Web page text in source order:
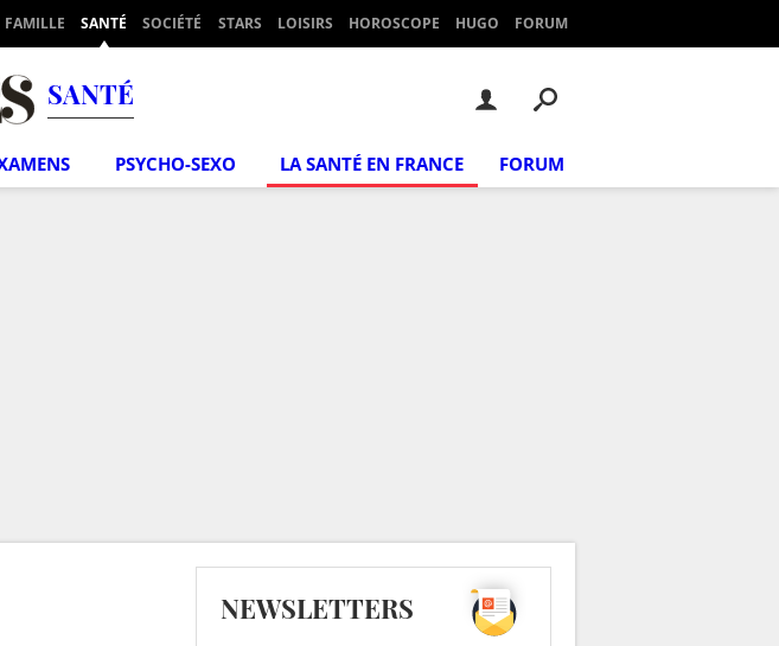
FAMILLE SANTÉ SOCIÉTÉ STARS LOISIRS HOROSCOPE HUGO FORUM
SANTÉ
PSYCHO-SEXO LA SANTÉ EN FRANCE FORUM
NEWSLETTERS